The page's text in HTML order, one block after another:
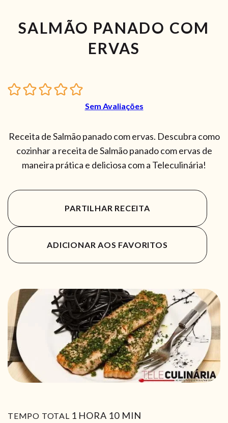
SALMÃO PANADO COM
ERVAS
Sem Avaliações
Receita de Salmão panado com ervas. Descubra como
cozinhar a receita de Salmão panado com ervas de
maneira prática e deliciosa com a Teleculinária!
PARTILHAR RECEITA
ADICIONAR AOS FAVORITOS
TEMPO TOTAL 1 HORA
HORA 10MIN
MIN